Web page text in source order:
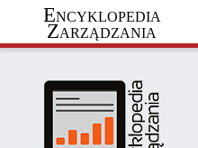
Encyklopedia
Zarządzania